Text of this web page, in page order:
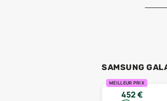
SAMSUNG
MEILLEUR PRIX
452€